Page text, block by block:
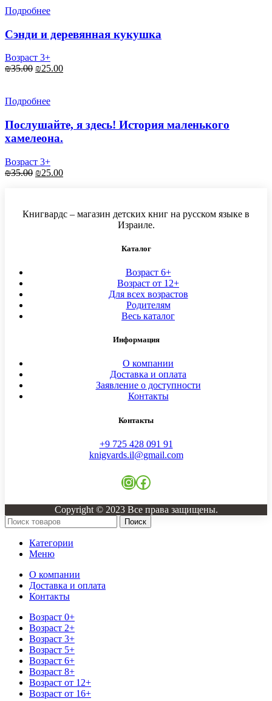
Подробнее
Сэнди и деревянная кукушка
Возраст 3+
₪35.00 Первоначальная
₪35.00.
₪25.00Текущая
Подробнее
Послушайте, я здесь! История маленького
хамелеона.
Возраст 3+
₪35.00 Первоначальная
₪25.00Текущая
Книгвардс – магазин детских книг на русском языке в
Израиле.
Каталог
Возраст 6+
Возраст от 12+
Для всех возрастов
Родителям
Весь каталог
Информация
О компании
Доставка и оплата
Заявление о доступности
Контакты
Контакты
+9 725 428 091 91
knigvards.il@gmail.com
Instagram
Facebook
Copyright © 2023 Все права защищены.
Поиск
Категории
Меню
О компании
Доставка и оплата
Контакты
Возраст 0+
Возраст 2+
Возраст 3+
Возраст 5+
Возраст 6+
Возраст 8+
Возраст от 12+
Возраст от 16+